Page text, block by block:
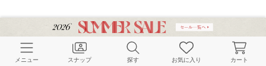
メニュー スナップ 探す お気に入り カート